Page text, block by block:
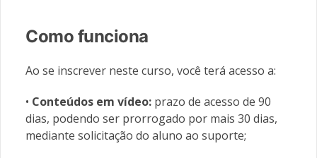
Como funciona
Ao se inscrever neste curso, você terá acesso a:
• Conteúdos em vídeo: prazo de acesso de 90
dias, podendo ser prorrogado por mais 30 dias,
mediante solicitação do aluno ao suporte;